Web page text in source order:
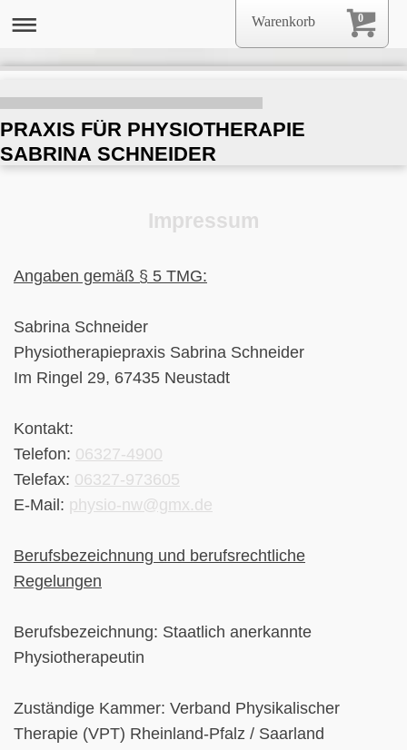
PRAXIS FÜR PHYSIOTHERAPIE
SABRINA SCHNEIDER
Impressum
Angaben gemäß § 5 TMG:
Sabrina Schneider
Physiotherapiepraxis Sabrina Schneider
Im Ringel 29, 67435 Neustadt
Kontakt:
Telefon: 06327-4900
Telefax: 06327-973605
E-Mail: physio-nw@gmx.de
Berufsbezeichnung und berufsrechtliche
Regelungen
Berufsbezeichnung: Staatlich anerkannte
Physiotherapeutin
Zuständige Kammer: Verband Physikalischer
Therapie (VPT) Rheinland-Pfalz / Saarland
0
Warenkorb